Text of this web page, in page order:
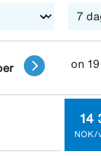
til
i et par dager.on 19
14
NOK/